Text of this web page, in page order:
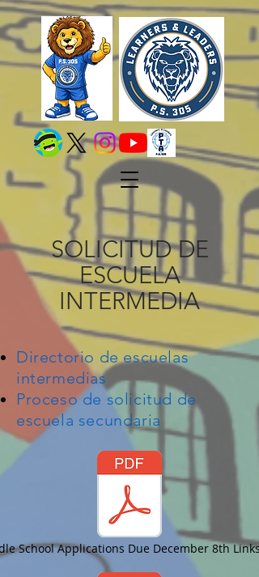
SOLICITUD DE
ESCUELA
INTERMEDIA
Directorio de escuelas
intermedias
Proceso de solicitud de
escuela secundaria
School Applications Due December 8th